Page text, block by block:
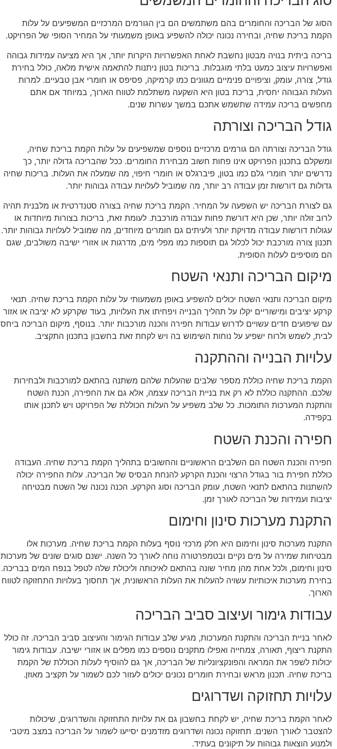
הסוג של הבריכה והחומרים בהם משתמשים הם בין הגורמים המרכזיים המשפיעים על עלות
הקמת בריכת שחיה, ובחירה נכונה יכולה להשפיע באופן משמעותי על המחיר הסופי של הפרויקט.
בריכה ביתית בנויה מבטון נחשבת לאחת האפשרויות היקרות יותר, אך היא מציעה עמידות גבוהה
ואפשרויות עיצוב כמעט בלתי מוגבלות. בריכות בטון ניתנות להתאמה אישית מלאה, כולל בחירת
גודל, צורה, עומק, וציפויים פנימיים מגוונים כמו קרמיקה, פסיפס או חומרי אבן טבעיים. למרות
העלות הגבוהה יחסית, בריכת בטון היא השקעה משתלמת לטווח הארוך, במיוחד אם אתם
מחפשים בריכה עמידה שתשמש אתכם במשך עשרות שנים.
גודל הבריכה וצורתה
גודל הבריכה וצורתה הם גורמים מרכזיים נוספים שמשפיעים על עלות הקמת בריכת שחיה,
ומשקלם בתכנון הפרויקט אינו פחות חשוב מבחירת החומרים. ככל שהבריכה גדולה יותר, כך
נדרשים יותר חומרי גלם כמו בטון, פיברגלס או חומרי חיפוי, מה שמעלה את העלות. בריכות שחיה
גדולות גם דורשות זמן עבודה רב יותר, מה שמוביל לעלויות עבודה גבוהות יותר.
גם לצורת הבריכה יש השפעה על המחיר. הקמת בריכת שחיה בצורה סטנדרטית או מלבנית תהיה
לרוב זולה יותר, שכן היא דורשת פחות עבודה מורכבת. לעומת זאת, בריכות בצורות מיוחדות או
עגולות דורשות עבודה מדויקת יותר ולעיתים גם חומרים מיוחדים, מה שמוביל לעלויות גבוהות יותר.
תכנון צורה מורכבת יכול לכלול גם תוספות כמו מפלי מים, מדרגות או אזורי ישיבה משולבים, שגם
הם מוסיפים לעלות הסופית.
מיקום הבריכה ותנאי השטח
מיקום הבריכה ותנאי השטח יכולים להשפיע באופן משמעותי על עלות הקמת בריכת שחיה. תנאי
קרקע יציבים ומישוריים יקלו על תהליך הבנייה ויפחיתו את העלויות, בעוד שקרקע לא יציבה או אזור
עם שיפועים חדים עשויים לדרוש עבודות חפירה והכנה מורכבות יותר. בנוסף, מיקום הבריכה ביחס
לבית, לשמש ולרוח ישפיע על נוחות השימוש בה ויש לקחת זאת בחשבון בתכנון התקציב.
עלויות הבנייה וההתקנה
הקמת בריכת שחיה כוללת מספר שלבים שהעלות שלהם משתנה בהתאם למורכבות ולבחירות
שלכם. ההתקנה כוללת לא רק את בניית הבריכה עצמה, אלא גם את החפירה, הכנת השטח
והתקנת המערכות התומכות. כל שלב משפיע על העלות הכוללת של הפרויקט ויש לתכנן אותו
בקפידה.
חפירה והכנת השטח
חפירה והכנת השטח הם השלבים הראשוניים והחשובים בתהליך הקמת בריכת שחיה. העבודה
כוללת חפירת בור בגודל הרצוי והכנת הקרקע להנחת הבסיס של הבריכה. עלות החפירה יכולה
להשתנות בהתאם לתנאי השטח, עומק הבריכה וסוג הקרקע. הכנה נכונה של השטח מבטיחה
יציבות ועמידות של הבריכה לאורך זמן.
התקנת מערכות סינון וחימום
התקנת מערכות סינון וחימום היא חלק מרכזי נוסף בעלות הקמת בריכת שחיה. מערכות אלו
מבטיחות שמירה על מים נקיים ובטמפרטורה נוחה לאורך כל השנה. ישנם סוגים שונים של מערכות
סינון וחימום, ולכל אחת מהן מחיר שונה בהתאם לאיכותה וליכולת שלה לטפל בנפח המים בבריכה.
בחירת מערכות איכותיות עשויה להעלות את העלות הראשונית, אך תחסוך בעלויות התחזוקה לטווח
הארוך.
עבודות גימור ועיצוב סביב הבריכה
לאחר בניית הבריכה והתקנת המערכות, מגיע שלב עבודות הגימור והעיצוב סביב הבריכה. זה כולל
התקנת ריצוף, תאורה, צמחייה ואפילו מתקנים נוספים כמו מפלים או אזורי ישיבה. עבודות גימור
יכולות לשפר את המראה והפונקציונליות של הבריכה, אך גם להוסיף לעלות הכוללת של הקמת
בריכת שחיה. תכנון מראש ובחירת חומרים נכונים יכולים לעזור לכם לשמור על תקציב מאוזן.
עלויות תחזוקה ושדרוגים
לאחר הקמת בריכת שחיה, יש לקחת בחשבון גם את עלויות התחזוקה והשדרוגים, שיכולות
להצטבר לאורך השנים. תחזוקה נכונה ושדרוגים מזדמנים יסייעו לשמור על הבריכה במצב מיטבי
ולמנוע הוצאות גבוהות על תיקונים בעתיד.